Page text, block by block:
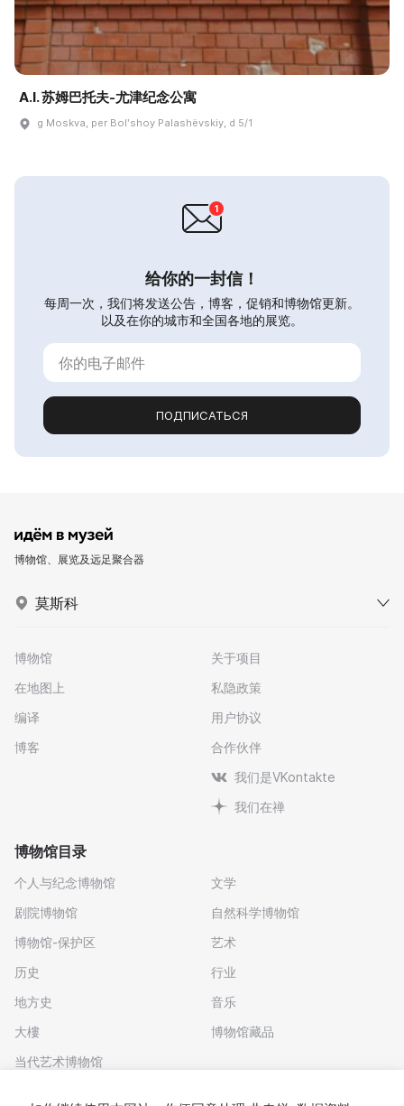
A.I. 苏姆巴托夫-尤津纪念公寓
g Moskva, per Bolʹshoy Palashëvskiy, d 5/1
给你的一封信！
每周一次，我们将发送公告，博客，促销和博物馆更新。
以及在你的城市和全国各地的展览。
ПОДПИСАТЬСЯ
博物馆、展览及远足聚合器
莫斯科
博物馆
在地图上
编译
博客
关于项目
私隐政策
用户协议
合作伙伴
我们是VKontakte
我们在禅
博物馆目录
个人与纪念博物馆
剧院博物馆
博物馆-保护区
历史
地方史
大樓
当代艺术博物馆
文学
自然科学博物馆
艺术
行业
音乐
博物馆藏品